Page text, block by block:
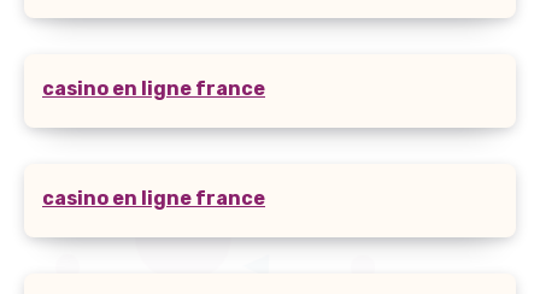
casino en ligne france
casino en ligne france